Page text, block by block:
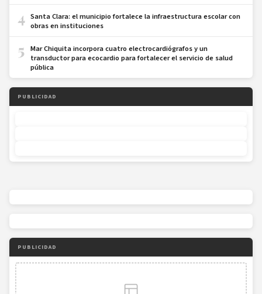
4 Santa Clara: el municipio fortalece la infraestructura escolar con
obras en instituciones
5
Mar Chiquita incorpora cuatro electrocardiógrafos y un
transductor para ecocardio para fortalecer el servicio de salud
pública
PUBLICIDAD
PUBLICIDAD